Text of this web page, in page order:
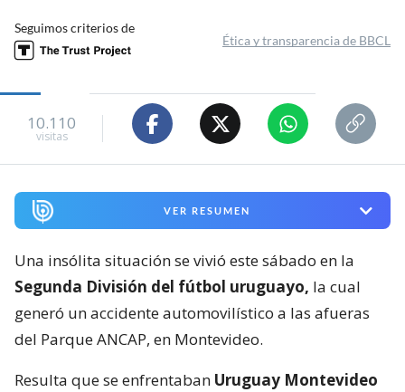
Seguimos criterios de
Ética y transparencia de BBCL
10.110
visitas
VER RESUMEN
Una insólita situación se vivió este sábado en la
Segunda División del fútbol uruguayo, la cual
generó un accidente automovilístico a las afueras
del Parque ANCAP, en Montevideo.
Resulta que se enfrentaban Uruguay Montevideo